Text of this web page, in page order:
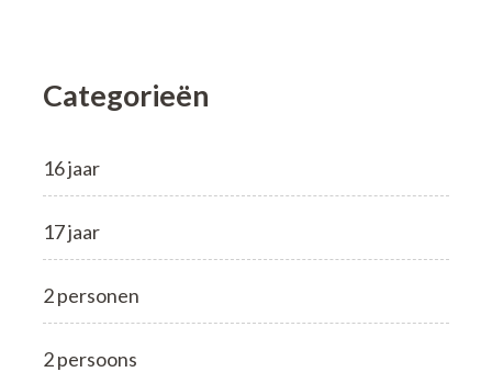
Categorieën
16 jaar
17 jaar
2 personen
2 persoons